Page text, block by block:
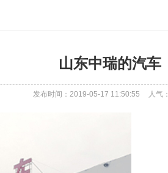
山东中瑞的汽车
发布时间：2019-05-17 11:50:55 人气：